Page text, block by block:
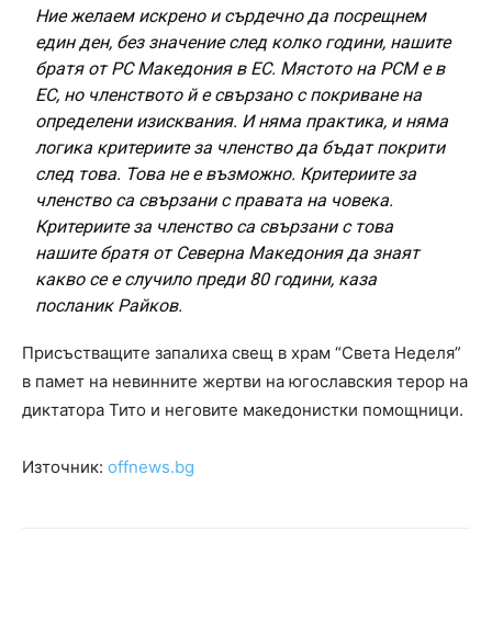
Ние желаем искрено и сърдечно да посрещнем
един ден, без значение след колко години, нашите
братя от РС Македония в ЕС. Мястото на РСМ е в
ЕС, но членството й е свързано с покриване на
определени изисквания. И няма практика, и няма
логика критериите за членство да бъдат покрити
след това. Това не е възможно. Критериите за
членство са свързани с правата на човека.
Критериите за членство са свързани с това
нашите братя от Северна Македония да знаят
какво се е случило преди 80 години, каза
посланик Райков.
Присъстващите запалиха свещ в храм “Света Неделя”
в памет на невинните жертви на югославския терор на
диктатора Тито и неговите македонистки помощници.
Източник: offnews.bg